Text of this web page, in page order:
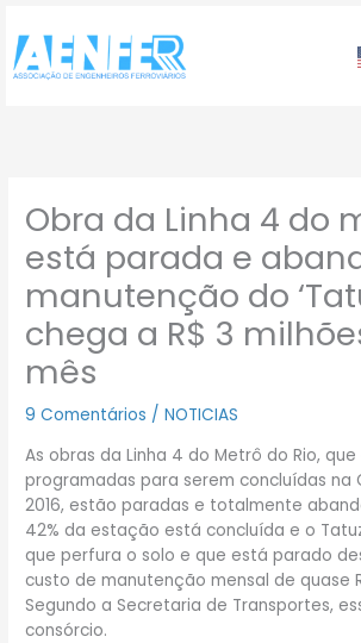
para
conteúdo
Obra da Linha 4 do
está parada e
manutenção do
chega a R$ 3
mês
9 Comentários /NOTICIAS
As obras da Linha 4 do Metrô do Rio,
programadas para serem concluídas na
2016, estão paradas e totalmente
42% da estação está concluída e o
que perfura o solo e que está parado
custo de manutenção mensal de quase
Segundo a Secretaria de Transportes,
consórcio.